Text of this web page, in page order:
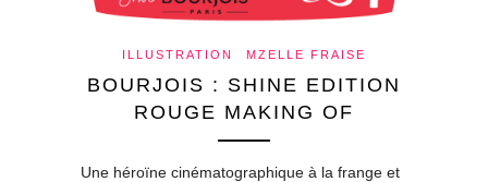
ILLUSTRATION MZELLE FRAISE
BOURJOIS : SHINE EDITION
ROUGE MAKING OF
Une héroïne cinématographique à la frange et